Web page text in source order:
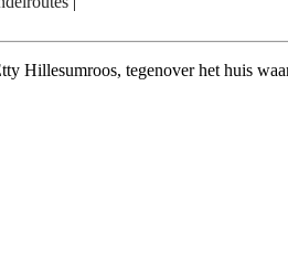
Hillesumroos, tegenover het huis